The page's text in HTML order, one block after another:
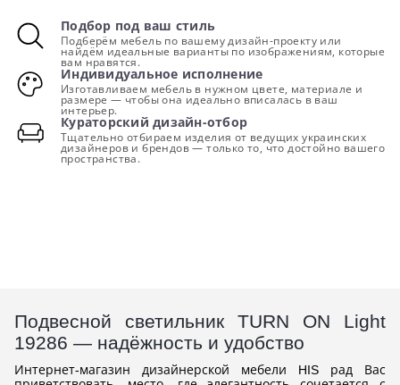
Подбор под ваш стиль
Подберём мебель по вашему дизайн-проекту или
найдём идеальные варианты по изображениям, которые
вам нравятся.
Индивидуальное исполнение
Изготавливаем мебель в нужном цвете, материале и
размере — чтобы она идеально вписалась в ваш
интерьер.
Кураторский дизайн-отбор
Тщательно отбираем изделия от ведущих украинских
дизайнеров и брендов — только то, что достойно вашего
пространства.
Подвесной светильник ТURN ON Light
19286 — надёжность и удобство
Интернет-магазин дизайнерской мебели HIS рад Вас